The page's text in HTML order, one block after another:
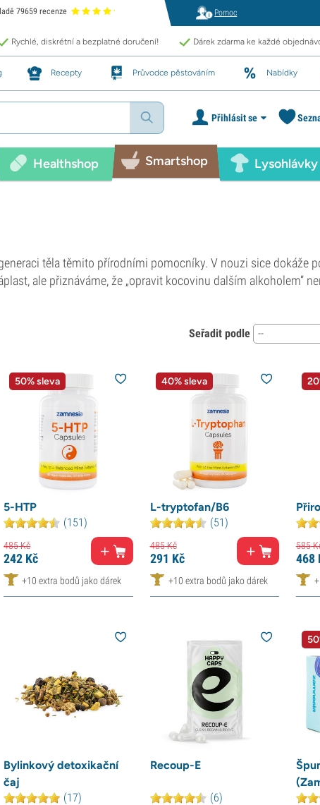
79659 recenze Pomoc
Rychlé, diskrétní a bezplatné doručení! Dárek zdarma ke každé
Recepty Průvodce pěstováním Nabídky
Přihlásit se
Healthshop Smartshop Lysohlávky
těla těmito přírodními pomocníky. V nouzi sice dokáže
ale přiznáváme, že „opravit kocovinu dalším alkoholem“
Seřadit podle --
50% sleva
5-HTP
(151)
485Kč
242 Kč
+10 extra bodů jako dárek
40% sleva
L-tryptofan/B6
(51)
485Kč
291 Kč
+10 extra bodů jako dárek
585
468
Bylinkový detoxikační
čaj
(17)
Recoup-E
(6)